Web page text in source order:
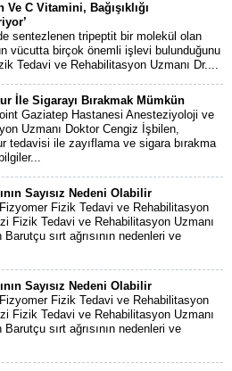
Ve C Vitamini, Bağışıklığı
sentezlenen tripeptit bir molekül olan
vücutta birçok önemli işlevi bulunduğunu
Tedavi ve Rehabilitasyon Uzmanı Dr....
İle Sigarayı Bırakmak Mümkün
Gaziatep Hastanesi Anesteziyoloji ve
Uzmanı Doktor Cengiz İşbilen,
tedavisi ile zayıflama ve sigara bırakma
Sayısız Nedeni Olabilir
Fizik Tedavi ve Rehabilitasyon
Fizik Tedavi ve Rehabilitasyon Uzmanı
Barutçu sırt ağrısının nedenleri ve
Sayısız Nedeni Olabilir
Fizik Tedavi ve Rehabilitasyon
Fizik Tedavi ve Rehabilitasyon Uzmanı
Barutçu sırt ağrısının nedenleri ve